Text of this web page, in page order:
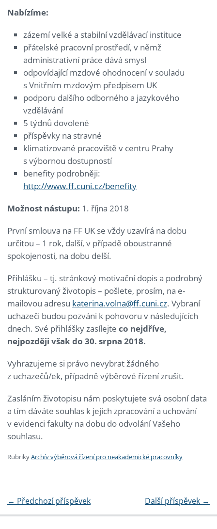
Nabízíme:
zázemí velké a stabilní vzdělávací instituce
přátelské pracovní prostředí, v němž
administrativní práce dává smysl
odpovídající mzdové ohodnocení v souladu
s Vnitřním mzdovým předpisem UK
podporu dalšího odborného a jazykového
vzdělávání
5 týdnů dovolené
příspěvky na stravné
klimatizované pracoviště v centru Prahy
s výbornou dostupností
benefity podrobněji:
http://www.ff.cuni.cz/benefity
Možnost nástupu: 1. října 2018
První smlouva na FF UK se vždy uzavírá na dobu
určitou – 1 rok, další, v případě oboustranné
spokojenosti, na dobu delší.
Přihlášku – tj. stránkový motivační dopis a podrobný
strukturovaný životopis – pošlete, prosím, na e-
mailovou adresu katerina.volna@ff.cuni.cz. Vybraní
uchazeči budou pozváni k pohovoru v následujících
dnech. Své přihlášky zasílejte co nejdříve,
nejpozději však do 30. srpna 2018.
Vyhrazujeme si právo nevybrat žádného
z uchazečů/ek, případně výběrové řízení zrušit.
Zasláním životopisu nám poskytujete svá osobní data
a tím dáváte souhlas k jejich zpracování a uchování
v evidenci fakulty na dobu do odvolání Vašeho
souhlasu.
RubrikyArchív výběrová řízení pro neakademické pracovníky
← Předchozí příspěvek Další příspěvek →